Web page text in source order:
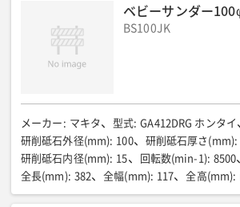
ベビーサンダー
BS100JK
メーカー : マキタ 型式: GA412DRG ホンタイ
研削砥石外径(mm): 100 研削砥石厚さ(mm):
研削砥石内径(mm): 15 回転数(min-1): 8500
全長(mm): 382 全幅(mm): 117 全高(mm):